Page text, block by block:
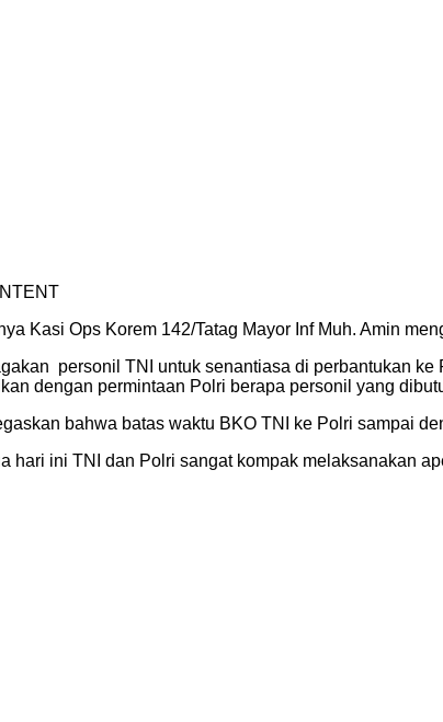
Kasi Ops Korem 142/Tatag Mayor Inf Muh. Amin
personil TNI untuk senantiasa di perbantukan
dengan permintaan Polri berapa personil yang
bahwa batas waktu BKO TNI ke Polri sampai
hari ini TNI dan Polri sangat kompak melaksanakan